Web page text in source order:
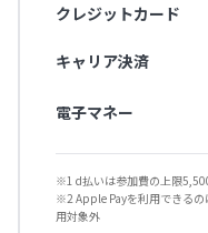
クレジットカード
キャリア決済
電子マネー
※1 d払いは参加費の上限
※2 Apple Payを利用できる
用対象外